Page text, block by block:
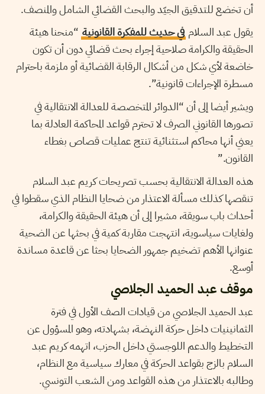
أن تخضع للتدقيق الجيّد والبحث القضائي الشامل والمنصف.
يقول عبد السلام في حديث للمفكرة القانونية “منحنا هيئة
الحقيقة والكرامة صلاحية إجراء بحث قضائي دون أن تكون
خاضعة لأي شكل من أشكال الرقابة القضائية أو ملزمة باحترام
مسطرة الإجراءات قانونية”.
ويشير أيضا إلى أن “الدوائر المتخصصة للعدالة الانتقالية في
تصورها القانوني الصرف لا تحترم قواعد المحاكمة العادلة بما
يعني أنها محاكم استثنائية تنتج عمليات قصاص بغطاء
القانون.”
هذه العدالة الانتقالية بحسب تصريحات كريم عبد السلام
تنقصها كذلك مسألة الاعتذار من ضحايا النظام الذي سقطوا في
أحداث باب سويقة، مشيرا إلى أن هيئة الحقيقة والكرامة،
ولغايات سياسوية، انتهجت مقاربة كمية في بحثها عن الضحية
عنوانها الأهم تضخيم جمهور الضحايا بحثا عن قاعدة مساندة
أوسع.
موقف عبد الحميد الجلاصي
عبد الحميد الجلاصي من قيادات الصف الأول في فترة
الثمانينيات داخل حركة النهضة، بشهادته، وهو المسؤول عن
التخطيط والدعم اللوجستي داخل الحزب، اتهمه كريم عبد
السلام بالزج بقواعد الحركة في معارك سياسية مع النظام،
وطالبه بالاعتذار من هذه القواعد ومن الشعب التونسي.